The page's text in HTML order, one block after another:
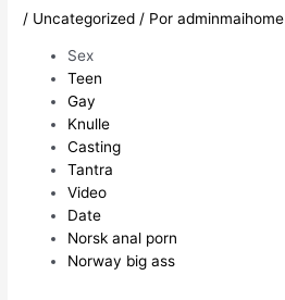
/ Uncategorized / Poradminmaihome
Sex
Teen
Gay
Knulle
Casting
Tantra
Video
Date
Norsk anal porn
Norway big ass